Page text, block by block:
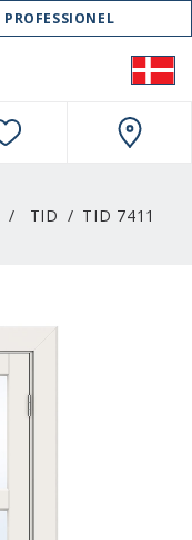
PROFESSIONEL
TID TID 7411